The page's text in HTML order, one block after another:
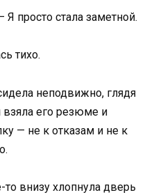
просто стала заметной.
тихо.
неподвижно, глядя
его резюме и
— не к отказам и не к
внизу хлопнула дверь